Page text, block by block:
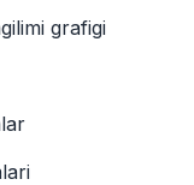
grafigi